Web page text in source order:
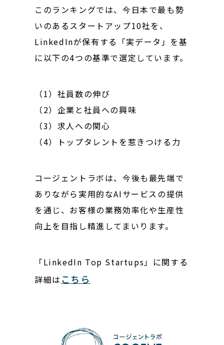
このランキングでは、今日本で最も勢
いのあるスタートアップ10社を、
LinkedInが保有する「実データ」を基
に以下の4つの基準で選定しています。
（1）社員数の伸び
（2）企業と社員への興味
（3）求人への関心
（4）トップタレントを惹きつける力
コージェントラボは、今後も最先端で
ありながら実用的なAIサービスの提供
を通じ、お客様の業務効率化や生産性
向上を目指し精進してまいります。
「LinkedIn Top Startups」に関する
詳細は こちら